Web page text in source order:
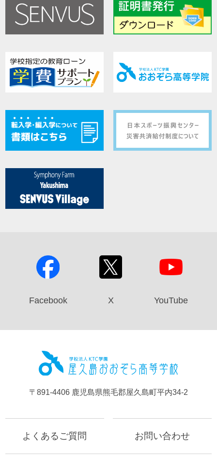
Facebook X YouTube
〒891-4406 鹿児島県熊毛郡屋久島町平内34-2
よくあるご質問 お問い合わせ